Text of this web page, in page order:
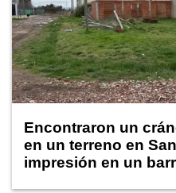
Encontraron un
en un terreno en
impresión en un